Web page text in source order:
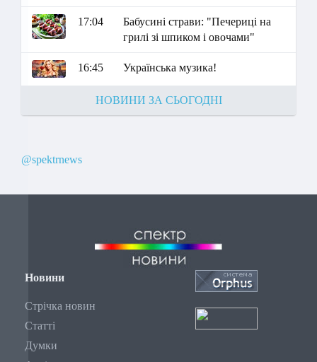
17:04
Бабусині страви: "Печериці на
грилі зі шпиком і овочами"
16:45 Українська музика!
НОВИНИ ЗА СЬОГОДНІ
@spektrnews
Новини
Стрічка новин
Статті
Думки